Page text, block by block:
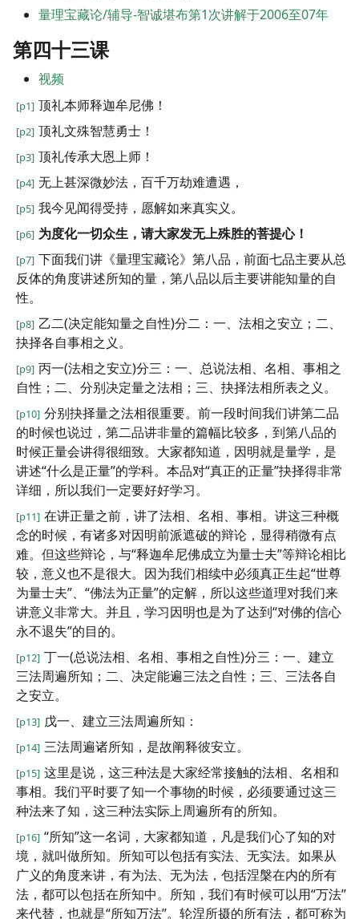
量理宝藏论/辅导-智诚堪布第1次讲解于2006至07年
第四十三课
视频
[p1] 顶礼本师释迦牟尼佛！
[p2] 顶礼文殊智慧勇士！
[p3] 顶礼传承大恩上师！
[p4] 无上甚深微妙法，百千万劫难遭遇，
[p5] 我今见闻得受持，愿解如来真实义。
[p6] 为度化一切众生，请大家发无上殊胜的菩提心！
[p7] 下面我们讲《量理宝藏论》第八品，前面七品主要从总
反体的角度讲述所知的量，第八品以后主要讲能知量的自
性。
[p8] 乙二(决定能知量之自性)分二：一、法相之安立；二、
抉择各自事相之义。
[p9] 丙一(法相之安立)分三：一、总说法相、名相、事相之
自性；二、分别决定量之法相；三、抉择法相所表之义。
[p10] 分别抉择量之法相很重要。前一段时间我们讲第二品
的时候也说过，第二品讲非量的篇幅比较多，到第八品的
时候正量会讲得很细致。大家都知道，因明就是量学，是
讲述“什么是正量”的学科。本品对“真正的正量”抉择得非常
详细，所以我们一定要好好学习。
[p11] 在讲正量之前，讲了法相、名相、事相。讲这三种概
念的时候，有诸多对因明前派遮破的辩论，显得稍微有点
难。但这些辩论，与“释迦牟尼佛成立为量士夫”等辩论相比
较，意义也不是很大。因为我们相续中必须真正生起“世尊
为量士夫”、“佛法为正量”的定解，所以这些道理对我们来
讲意义非常大。并且，学习因明也是为了达到“对佛的信心
永不退失”的目的。
[p12] 丁一(总说法相、名相、事相之自性)分三：一、建立
三法周遍所知；二、决定能遍三法之自性；三、三法各自
之安立。
[p13] 戊一、建立三法周遍所知：
[p14] 三法周遍诸所知，是故阐释彼安立。
[p15] 这里是说，这三种法是大家经常接触的法相、名相和
事相。我们平时要了知一个事物的时候，必须要通过这三
种法来了知，这三种法实际上周遍所有的所知。
[p16] “所知”这一名词，大家都知道，凡是我们心了知的对
境，就叫做所知。所知可以包括有实法、无实法。如果从
广义的角度来讲，有为法、无为法，包括涅槃在内的所有
法，都可以包括在所知中。所知，我们有时候可以用“万法”
来代替，也就是“所知万法”。轮涅所摄的所有法，都可称为